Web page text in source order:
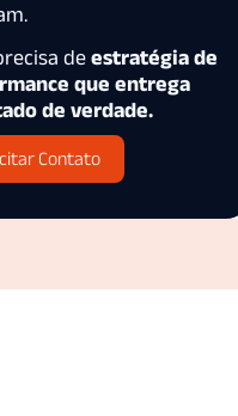
de estratégia de
que entrega
de verdade.
Contato